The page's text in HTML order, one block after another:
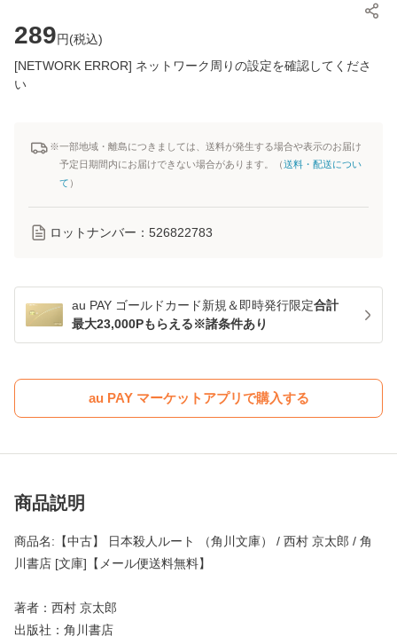
289円(税込)
[NETWORK ERROR] ネットワーク周りの設定を確認してくださ
い
※一部地域・離島につきましては、送料が発生する場合や表示のお届け
予定日期間内にお届けできない場合があります。（送料・配送につい
て ）
ロットナンバー： 526822783
au PAY ゴールドカード新規＆即時発行限定合計
最大23,000Pもらえる※諸条件あり
au PAY マーケットアプリで購入する
商品説明
商品名:【中古】 日本殺人ルート （角川文庫） / 西村 京太郎 / 角
川書店 [文庫]【メール便送料無料】
著者：西村 京太郎
出版社：角川書店